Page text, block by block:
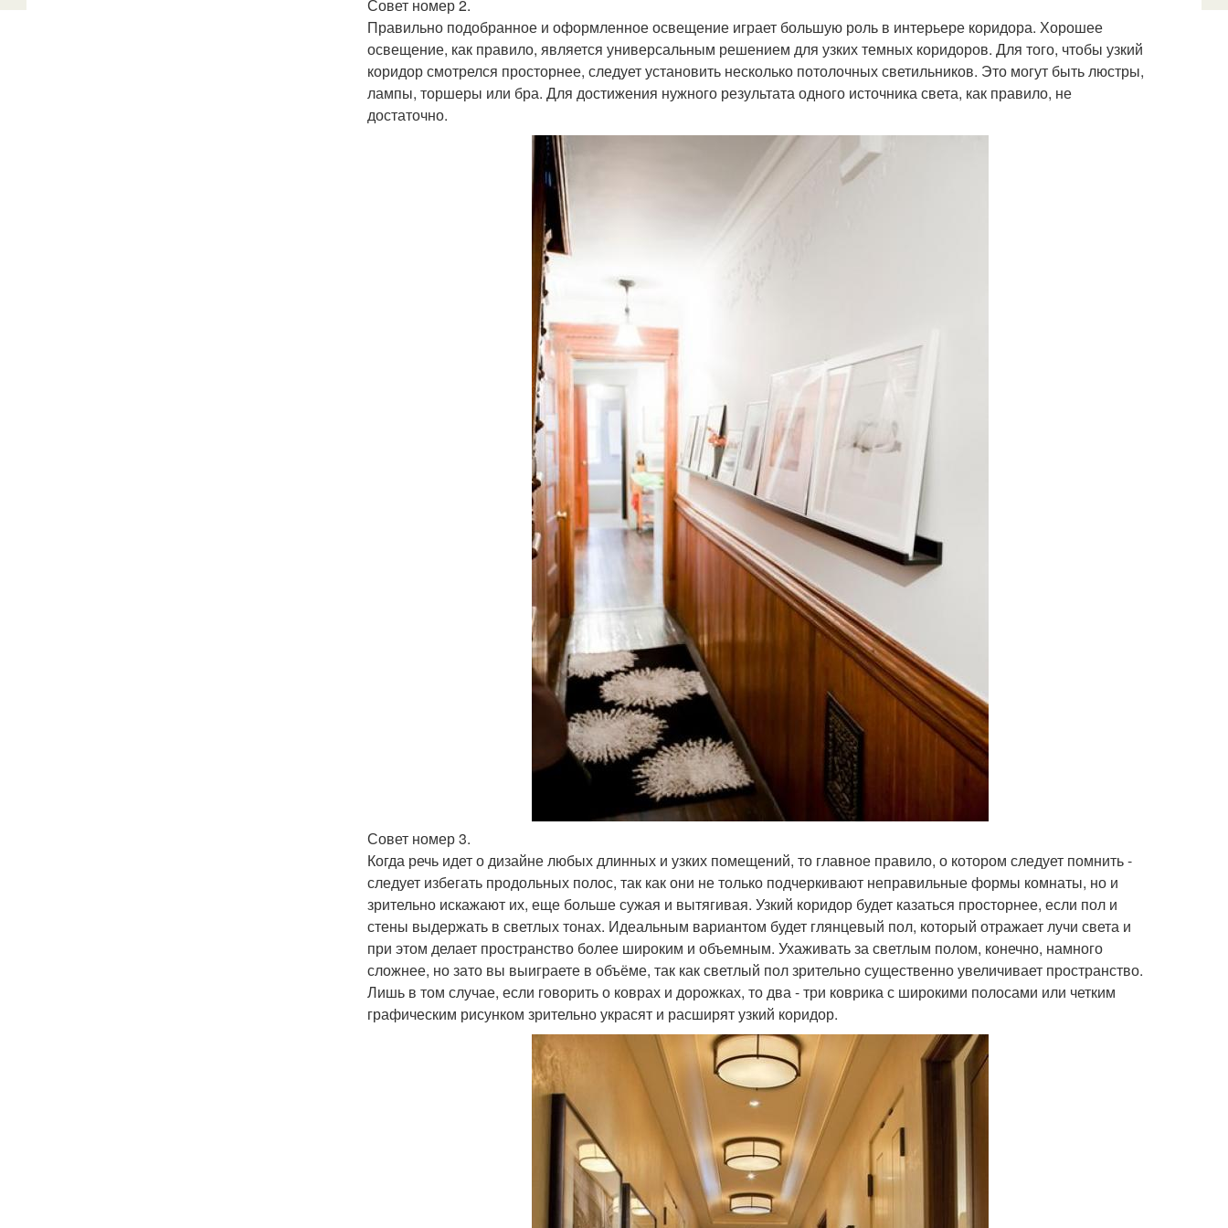
Совет номер 2.
Правильно подобранное и оформленное освещение играет большую роль в интерьере коридора. Хорошее
освещение, как правило, является универсальным решением для узких темных коридоров. Для того, чтобы узкий
коридор смотрелся просторнее, следует установить несколько потолочных светильников. Это могут быть люстры,
лампы, торшеры или бра. Для достижения нужного результата одного источника света, как правило, не
достаточно.
Совет номер 3.
Когда речь идет о дизайне любых длинных и узких помещений, то главное правило, о котором следует помнить -
следует избегать продольных полос, так как они не только подчеркивают неправильные формы комнаты, но и
зрительно искажают их, еще больше сужая и вытягивая. Узкий коридор будет казаться просторнее, если пол и
стены выдержать в светлых тонах. Идеальным вариантом будет глянцевый пол, который отражает лучи света и
при этом делает пространство более широким и объемным. Ухаживать за светлым полом, конечно, намного
сложнее, но зато вы выиграете в объёме, так как светлый пол зрительно существенно увеличивает пространство.
Лишь в том случае, если говорить о коврах и дорожках, то два - три коврика с широкими полосами или четким
графическим рисунком зрительно украсят и расширят узкий коридор.